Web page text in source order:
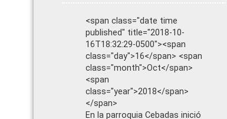
<span class="date time
published" title="2018-10-
16T18:32:29-0500"><span
class="day">16</span> <span
class="month">Oct</span>
<span
class="year">2018</span>
</span>
En la parroquia Cebadas inició